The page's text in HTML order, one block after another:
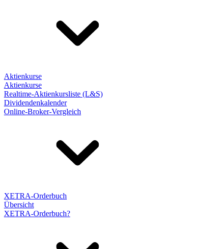
Aktienkurse
Aktienkurse
Realtime-Aktienkursliste (L&S)
Dividendenkalender
Online-Broker-Vergleich
XETRA-Orderbuch
Übersicht
XETRA-Orderbuch?